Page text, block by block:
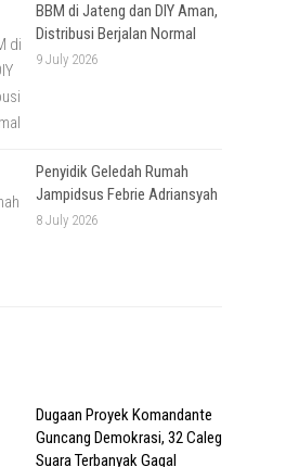
BBM di Jateng dan DIY Aman,
Distribusi Berjalan Normal
9 July 2026
Penyidik Geledah Rumah
Jampidsus Febrie Adriansyah
8 July 2026
Dugaan Proyek Komandante
Guncang Demokrasi, 32 Caleg
Suara Terbanyak Gagal